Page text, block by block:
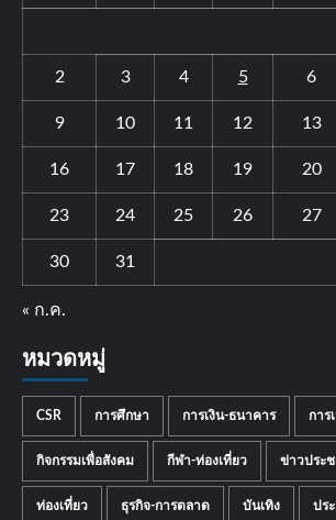
2 3 4 5 6
9 10 11 12 13
16 17 18 19 20
23 24 25 26 27
30 31
« ก.ค.
หมวดหมู่
CSR การศึกษา การเงิน-ธนาคาร การ
กิจกรรมเพื่อสังคม กีฬา-ท่องเที่ยว ข่าวประ
ท่องเที่ยว ธุรกิจ-การตลาด บันเทิง ปร